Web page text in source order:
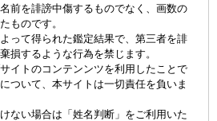
前を誹謗中傷するものでなく、画数の
ものです。
って得られた鑑定結果で、第三者を誹
損するような行為を禁じます。
イトのコンテンンツを利用したことで
ついて、本サイトは一切責任を負いま
ない場合は「姓名判断」をご利用いた